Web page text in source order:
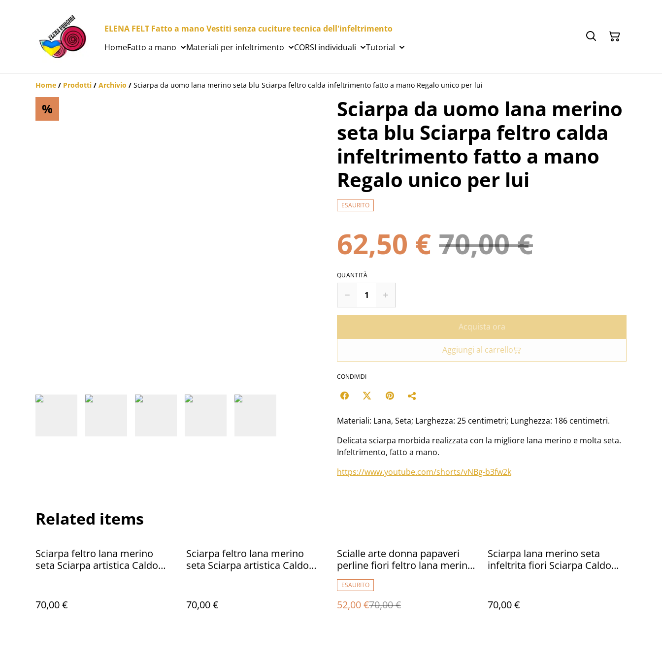
ELENA FELT Fatto a mano Vestiti senza cuciture tecnica dell'infeltrimento
HomeFatto a mano Materiali per infeltrimento CORSI individuali Tutorial
Home / Prodotti / Archivio / Sciarpa da uomo lana merino seta blu Sciarpa feltro calda infeltrimento fatto a mano Regalo unico per lui
%
Sciarpa da uomo lana merino
seta blu Sciarpa feltro calda
infeltrimento fatto a mano
Regalo unico per lui
ESAURITO
62,50 € 70,00 €
QUANTITÀ
Acquista ora
Aggiungi al carrello
CONDIVIDI
Materiali: Lana, Seta; Larghezza: 25 centimetri; Lunghezza: 186 centimetri.
Delicata sciarpa morbida realizzata con la migliore lana merino e molta seta.
Infeltrimento, fatto a mano.
https://www.youtube.com/shorts/vNBg-b3fw2k
Related items
Sciarpa feltro lana merino
seta Sciarpa artistica Caldo
70,00 €
Sciarpa feltro lana merino
seta Sciarpa artistica Caldo
70,00 €
%
Scialle arte donna papaveri
perline fiori feltro lana merino
seta viscosa infeltrimento
Scialle fatto a mano caldo
rosso verde Regalo unico
ESAURITO
52,00 €70,00 €
Sciarpa lana merino seta
infeltrita fiori Sciarpa Caldo
70,00 €